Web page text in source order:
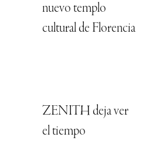
nuevo templo
cultural de Florencia
ZENITH deja ver
el tiempo